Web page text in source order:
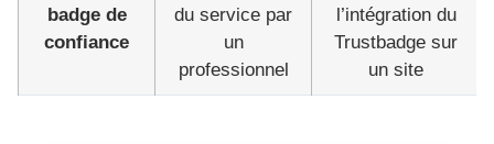
badge de
confiance
du service par
un
professionnel
l’intégration du
Trustbadge sur
un site